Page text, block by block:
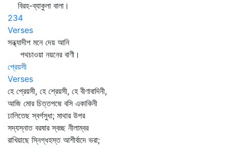
বিরহ-ব্যাকুলা বালা।
234
Verses
সন্ধ্যাদীপ মনে দেয় আনি
পথচাওয়া নয়নের বাণী।
প্রেয়সী
Verses
হে প্রেয়সী, হে শ্রেয়সী, হে বীণাবাদিনী,
আজি মোর চিত্তপদ্মে বসি একাকিনী
ঢালিতেছ স্বর্গসুধা; মাথার উপর
সদ্যস্নাত বরষার স্বচ্ছ নীলাম্বর
রাখিয়াছে স্নিগ্ধহস্ত আশীর্বাদে ভরা;